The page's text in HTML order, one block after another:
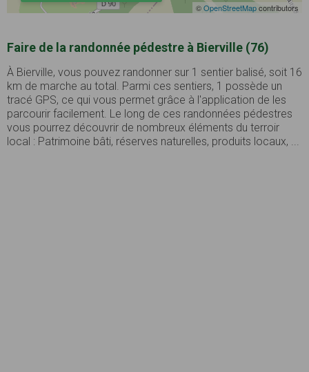
©OpenStreetMapcontributors
Faire de la randonnée pédestre à Bierville (76)
À Bierville, vous pouvez randonner sur 1 sentier balisé, soit 16
km de marche au total. Parmi ces sentiers, 1 possède un
tracé GPS, ce qui vous permet grâce à l'application de les
parcourir facilement. Le long de ces randonnées pédestres
vous pourrez découvrir de nombreux éléments du terroir
local : Patrimoine bâti, réserves naturelles, produits locaux, ...